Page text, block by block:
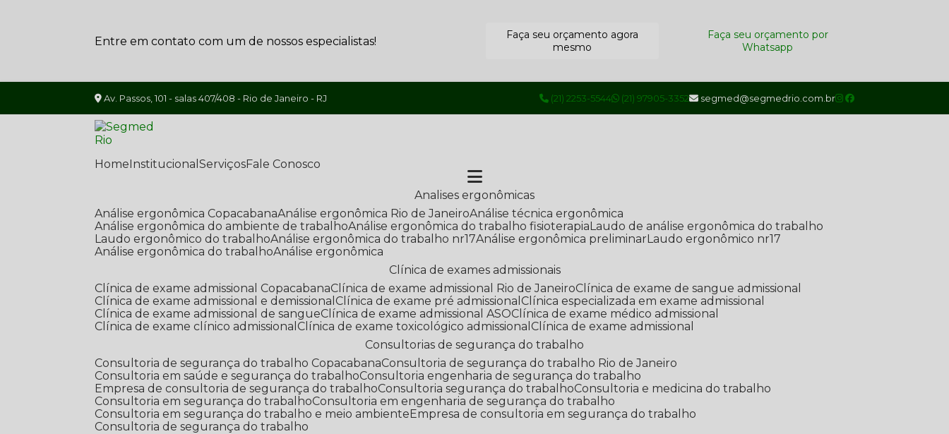
Entre em contato com um de nossos especialistas!
Faça seu orçamento agora
mesmo
Faça seu orçamento por
Whatsapp
Av. Passos, 101 - salas 407/408 - Rio de Janeiro - RJ (21) 2253-5544 (21) 97905-3352 segmed@segmedrio.com.br
Home Institucional Serviços Fale Conosco
Analises ergonômicas
Análise ergonômica Copacabana Análise ergonômica Rio de Janeiro Análise técnica ergonômica
Análise ergonômica do ambiente de trabalho Análise ergonômica do trabalho fisioterapia Laudo de análise ergonômica do trabalho
Laudo ergonômico do trabalho Análise ergonômica do trabalho nr17 Análise ergonômica preliminar Laudo ergonômico nr17
Análise ergonômica do trabalho Análise ergonômica
Clínica de exames admissionais
Clínica de exame admissional Copacabana
Clínica de exame admissional Rio de Janeiro
Clínica de exame de sangue admissional
Clínica de exame admissional e demissional
Clínica de exame pré admissional
Clínica especializada em exame admissional
Clínica de exame admissional de sangue
Clínica de exame admissional ASO
Clínica de exame médico admissional
Clínica de exame clínico admissional
Clínica de exame toxicológico admissional
Clínica de exame admissional
Consultorias de segurança do trabalho
Consultoria de segurança do trabalho Copacabana
Consultoria de segurança do trabalho Rio de Janeiro
Consultoria em saúde e segurança do trabalho
Consultoria engenharia de segurança do trabalho
Empresa de consultoria de segurança do trabalho
Consultoria segurança do trabalho
Consultoria e medicina do trabalho
Consultoria em segurança do trabalho
Consultoria em engenharia de segurança do trabalho
Consultoria em segurança do trabalho e meio ambiente
Empresa de consultoria em segurança do trabalho
Consultoria de segurança do trabalho